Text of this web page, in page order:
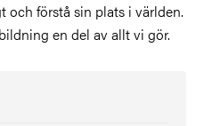
och förstå sin plats i världen.
en del av allt vi gör.